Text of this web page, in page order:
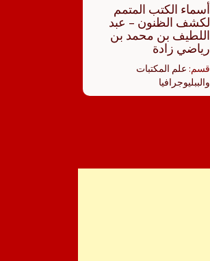
أسماء الكتب المتمم
لكشف الظنون – عبد
اللطيف بن محمد بن
رياضي زادة
قسم: علم المكتبات
والببليوجرافيا